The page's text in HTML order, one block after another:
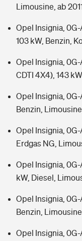
Limousine, ab
Opel Insignia, 0G-
103 kW, Benzin,
Opel Insignia, 0G-
CDTI 4X4), 143
Opel Insignia, 0G-
Benzin,
Opel Insignia, 0G-
Erdgas NG,
Opel Insignia, 0G-
kW, Diesel,
Opel Insignia, 0G-
Benzin,
Opel Insignia, 0G-